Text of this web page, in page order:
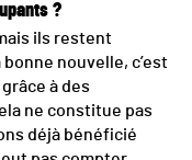
?
ils restent
nouvelle, c’est
à des
ne constitue pas
déjà bénéficié